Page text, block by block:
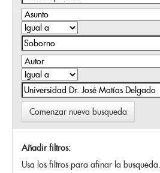
Comenzar nueva busqueda
Añadir filtros:
Usa los filtros para afinar la busqueda.